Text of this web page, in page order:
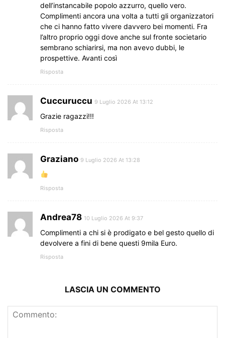
dell’instancabile popolo azzurro, quello vero.
Complimenti ancora una volta a tutti gli organizzatori
che ci hanno fatto vivere davvero bei momenti. Fra
l’altro proprio oggi dove anche sul fronte societario
sembrano schiarirsi, ma non avevo dubbi, le
prospettive. Avanti così
Risposta
Cuccuruccu 9 Luglio 2026 At 13:12
Grazie ragazzi!!!
Risposta
Graziano 9 Luglio 2026 At 13:28
Risposta
Andrea78 10 Luglio 2026 At 9:37
Complimenti a chi si è prodigato e bel gesto quello di
devolvere a fini di bene questi 9mila Euro.
Risposta
LASCIA UN COMMENTO